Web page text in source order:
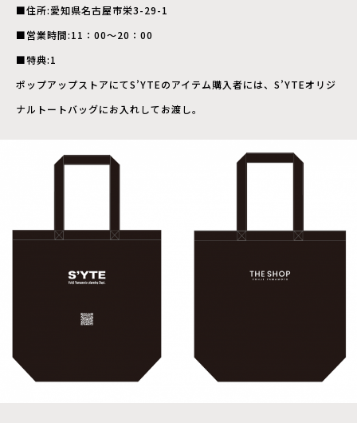
■住所:愛知県名古屋市栄3-29-1
■営業時間:11：00～20：00
■特典:1
ポップアップストアにてS’YTEのアイテム購入者には、S’YTEオリジ
ナルトートバッグにお入れしてお渡し。